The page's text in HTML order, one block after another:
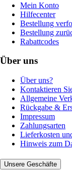
Mein Konto
Hilfecenter
Bestellung
Bestellung
Rabattcodes
Über uns
Über uns?
Kontaktieren
Allgemeine
Rückgabe &
Impressum
Zahlungsarten
Lieferkosten
Hinweis zum
Unsere Geschäfte